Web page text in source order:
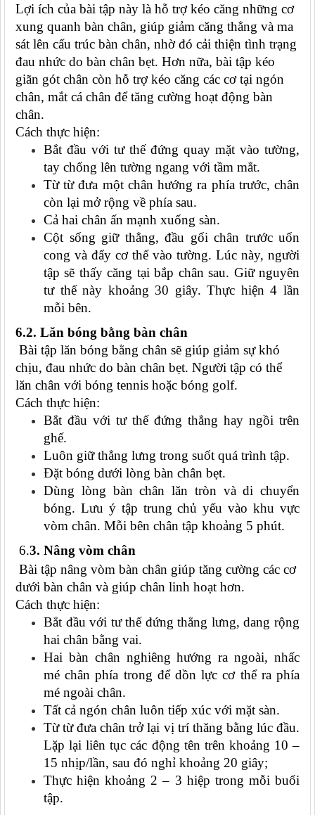
Lợi ích của bài tập này là hỗ trợ kéo căng những cơ
xung quanh bàn chân, giúp giảm căng thẳng và ma
sát lên cấu trúc bàn chân, nhờ đó cải thiện tình trạng
đau nhức do bàn chân bẹt. Hơn nữa, bài tập kéo
giãn gót chân còn hỗ trợ kéo căng các cơ tại ngón
chân, mắt cá chân để tăng cường hoạt động bàn
chân.
Cách thực hiện:
Bắt đầu với tư thế đứng quay mặt vào tường,
tay chống lên tường ngang với tầm mắt.
Từ từ đưa một chân hướng ra phía trước, chân
còn lại mở rộng về phía sau.
Cả hai chân ấn mạnh xuống sàn.
Cột sống giữ thẳng, đầu gối chân trước uốn
cong và đẩy cơ thể vào tường. Lúc này, người
tập sẽ thấy căng tại bắp chân sau. Giữ nguyên
tư thế này khoảng 30 giây. Thực hiện 4 lần
mỗi bên.
6.2. Lăn bóng bằng bàn chân
Bài tập lăn bóng bằng chân sẽ giúp giảm sự khó
chịu, đau nhức do bàn chân bẹt. Người tập có thể
lăn chân với bóng tennis hoặc bóng golf.
Cách thực hiện:
Bắt đầu với tư thế đứng thẳng hay ngồi trên
ghế.
Luôn giữ thẳng lưng trong suốt quá trình tập.
Đặt bóng dưới lòng bàn chân bẹt.
Dùng lòng bàn chân lăn tròn và di chuyển
bóng. Lưu ý tập trung chủ yếu vào khu vực
vòm chân. Mỗi bên chân tập khoảng 5 phút.
6.3. Nâng vòm chân
Bài tập nâng vòm bàn chân giúp tăng cường các cơ
dưới bàn chân và giúp chân linh hoạt hơn.
Cách thực hiện:
Bắt đầu với tư thế đứng thẳng lưng, dang rộng
hai chân bằng vai.
Hai bàn chân nghiêng hướng ra ngoài, nhấc
mé chân phía trong để dồn lực cơ thể ra phía
mé ngoài chân.
Tất cả ngón chân luôn tiếp xúc với mặt sàn.
Từ từ đưa chân trở lại vị trí thăng bằng lúc đầu.
Lặp lại liên tục các động tên trên khoảng 10 –
15 nhịp/lần, sau đó nghỉ khoảng 20 giây;
Thực hiện khoảng 2 – 3 hiệp trong mỗi buổi
tập.